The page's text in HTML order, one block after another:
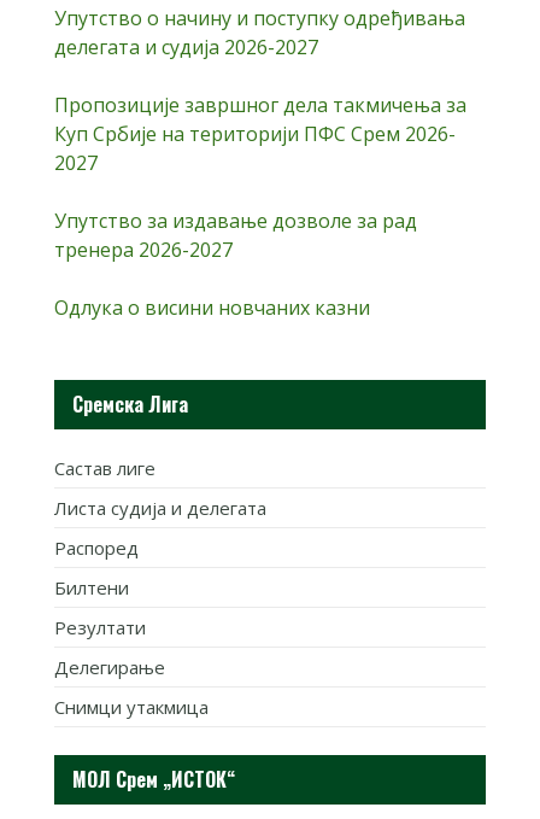
Упутство о начину и поступку одређивања
делегата и судија 2026-2027
Пропозиције завршног дела такмичења за
Куп Србије на територији ПФС Срем 2026-
2027
Упутство за издавање дозволе за рад
тренера 2026-2027
Одлука о висини новчаних казни
Сремска Лига
Састав лиге
Листа судија и делегата
Распоред
Билтени
Резултати
Делегирање
Снимци утакмица
МОЛ Срем „ИСТОК“